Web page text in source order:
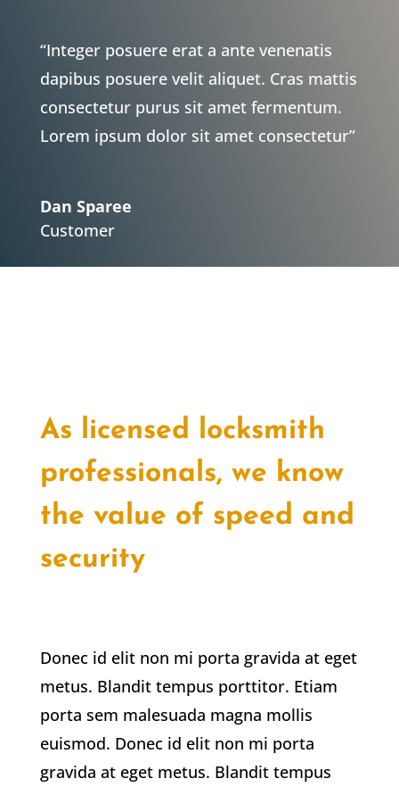
“Integer posuere erat a ante venenatis
dapibus posuere velit aliquet. Cras mattis
consectetur purus sit amet fermentum.
Lorem ipsum dolor sit amet consectetur”
Dan Sparee
Customer
As licensed locksmith
professionals, we know
the value of speed and
security
Donec id elit non mi porta gravida at eget
metus. Blandit tempus porttitor. Etiam
porta sem malesuada magna mollis
euismod. Donec id elit non mi porta
gravida at eget metus. Blandit tempus